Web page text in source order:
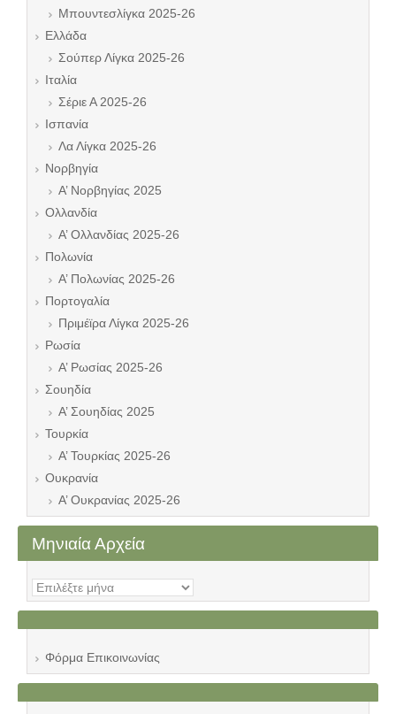
Μπουντεσλίγκα 2025-26
Ελλάδα
Σούπερ Λίγκα 2025-26
Ιταλία
Σέριε Α 2025-26
Ισπανία
Λα Λίγκα 2025-26
Νορβηγία
Α’ Νορβηγίας 2025
Ολλανδία
Α’ Ολλανδίας 2025-26
Πολωνία
Α’ Πολωνίας 2025-26
Πορτογαλία
Πριμέϊρα Λίγκα 2025-26
Ρωσία
Α’ Ρωσίας 2025-26
Σουηδία
Α’ Σουηδίας 2025
Τουρκία
Α’ Τουρκίας 2025-26
Ουκρανία
Α’ Ουκρανίας 2025-26
Μηνιαία Αρχεία
Μηνιαία
Αρχεία
Φόρμα Επικοινωνίας